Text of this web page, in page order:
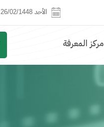
الأحد 26/02/1448
مركز المعرفة